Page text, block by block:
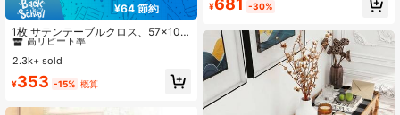
¥64 節約
1枚 サテンテーブルクロス、57x108
インチ、マルチカラー長方形テーブ
ルクロス、シルキー生地、長方形ダ
リデーディナー、ウェディングバン
イズ展開)、美的ホーム
#1 ベストセラー
に ポリエステル テーブルクロス
高リピート率
#1 ベストセラー
高リピート率
#1 ベストセラー
高リピート率
#1 ベストセラー
2.3k+ sold
¥353 -15% 概算
クリボン、レセプション、誕生日パ
ンケット、ホテル、パーティーチェ
アバック装飾に適しています
¥681 -30%